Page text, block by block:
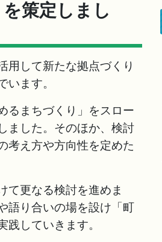
を策定しまし
用して新たな拠点づくり
ます。
るまちづくり」をスロー
ました。そのほか、検討
考え方や方向性を定めた
て更なる検討を進めま
語り合いの場を設け「町
していきます。